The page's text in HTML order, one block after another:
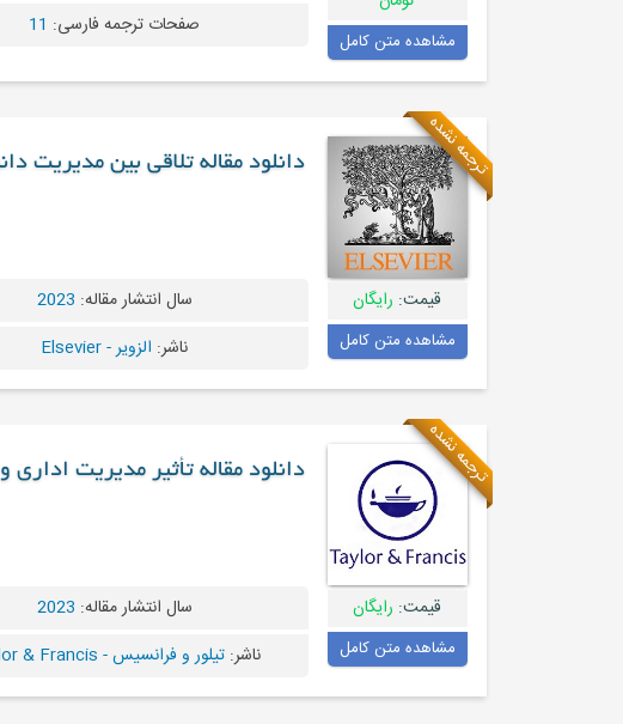
مشاهده متن کامل
صفحات ترجمه فارسی: 11
ترجمه نشده
قیمت: رایگان
مشاهده متن کامل
دانلود مقاله تلاقی بین مدیریت
سال انتشار مقاله: 2023
ناشر: الزویر - Elsevier
ترجمه نشده
قیمت: رایگان
مشاهده متن کامل
دانلود مقاله تأثیر مدیریت
سال انتشار مقاله: 2023
ناشر: تیلور و فرانسیس - Taylor & Francis